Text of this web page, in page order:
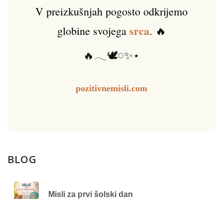
V preizkušnjah pogosto odkrijemo
globine svojega srca. 🔥
🔥𓂃🕊️𓏸✨⋆
pozitivnemisli.com
BLOG
Misli za prvi šolski dan